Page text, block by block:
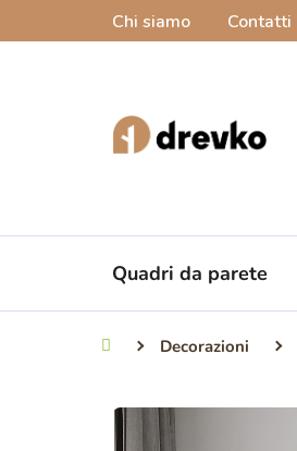
Chi siamo Contatti
Quadri da parete
Casa Decorazioni